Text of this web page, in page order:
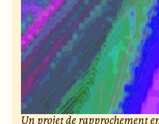
Un projet de rapprochement